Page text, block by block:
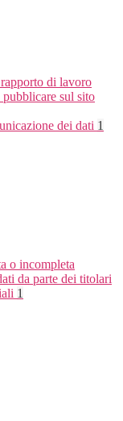
di lavoro
sul sito
dei dati 1
o incompleta
da parte dei titolari
1